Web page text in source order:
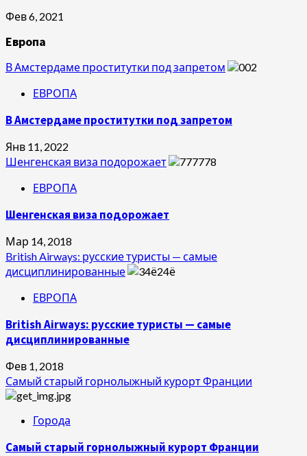
Фев 6, 2021
Европа
В Амстердаме проститутки под запретом
ЕВРОПА
В Амстердаме проститутки под запретом
Янв 11, 2022
Шенгенская виза подорожает
ЕВРОПА
Шенгенская виза подорожает
Мар 14, 2018
British Airways: русские туристы — самые
дисциплинированные
ЕВРОПА
British Airways: русские туристы — самые
дисциплинированные
Фев 1, 2018
Самый старый горнолыжный курорт Франции
Города
Самый старый горнолыжный курорт Франции